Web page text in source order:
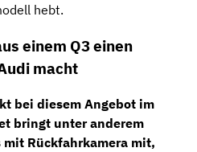
hebt.
einem Q3 einen
macht
bei diesem Angebot im
bringt unter anderem
Rückfahrkamera mit,